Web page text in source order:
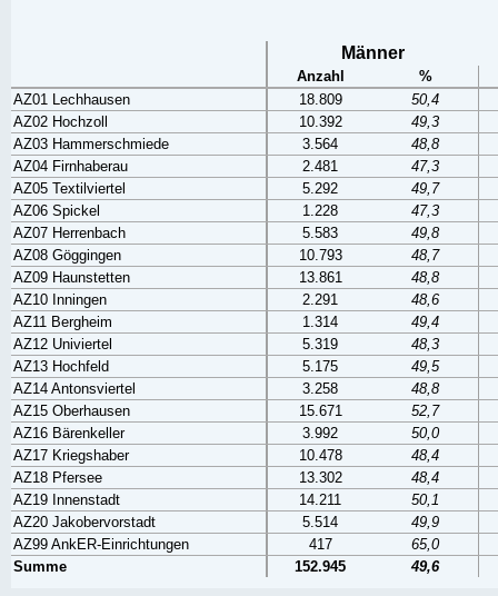
Männer
Anzahl
%
AZ01 Lechhausen
18.809
50,4
AZ02 Hochzoll
10.392
49,3
AZ03 Hammerschmiede
3.564
48,8
AZ04 Firnhaberau
2.481
47,3
AZ05 Textilviertel
5.292
49,7
AZ06 Spickel
1.228
47,3
AZ07 Herrenbach
5.583
49,8
AZ08 Göggingen
10.793
48,7
AZ09 Haunstetten
13.861
48,8
AZ10 Inningen
2.291
48,6
AZ11 Bergheim
1.314
49,4
AZ12 Univiertel
5.319
48,3
AZ13 Hochfeld
5.175
49,5
AZ14 Antonsviertel
3.258
48,8
AZ15 Oberhausen
15.671
52,7
AZ16 Bärenkeller
3.992
50,0
AZ17 Kriegshaber
10.478
48,4
AZ18 Pfersee
13.302
48,4
AZ19 Innenstadt
14.211
50,1
AZ20 Jakobervorstadt
5.514
49,9
AZ99 AnkER-Einrichtungen
417
65,0
Summe
152.945 49,6